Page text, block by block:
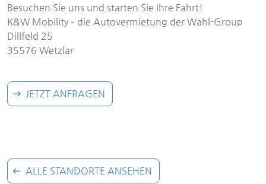
Besuchen Sie uns und starten Sie Ihre Fahrt!
K&W Mobility – die Autovermietung der Wahl-Group
Dillfeld 25
35576 Wetzlar
JETZT ANFRAGEN
ALLE STANDORTE ANSEHEN